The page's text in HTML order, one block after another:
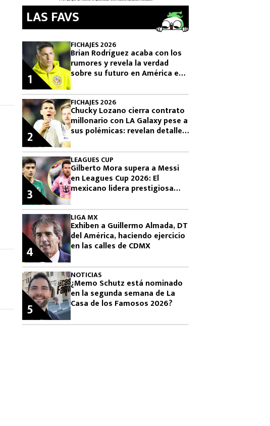
LAS FAVS
FICHAJES 2026
Brian Rodríguez acaba con los
rumores y revela la verdad
sobre su futuro en América en
1
FICHAJES 2026
Chucky Lozano cierra contrato
millonario con LA Galaxy pese a
sus polémicas: revelan detalles
Diego
2
LEAGUES CUP
Gilberto Mora supera a Messi
en Leagues Cup 2026: El
mexicano lidera prestigiosa
3
LIGA MX
Exhiben a Guillermo Almada, DT
del América, haciendo ejercicio
en las calles de CDMX
4
NOTICIAS
¿Memo Schutz está nominado
en la segunda semana de La
Casa de los Famosos 2026?
5